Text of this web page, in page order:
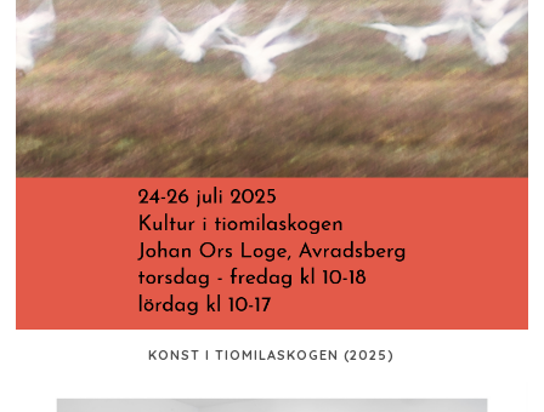
KONST I TIOMILASKOGEN (2025)